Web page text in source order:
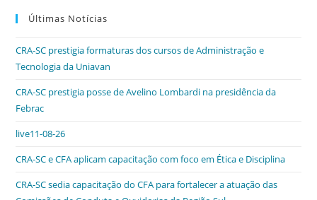
c
e
b
o
o
k
itt
er
k
dI
n
A
p
n
g
ri
e
n
Últimas Notícias
CRA-SC prestigia formaturas dos cursos de Administração e
Tecnologia da Uniavan
CRA-SC prestigia posse de Avelino Lombardi na presidência da
Febrac
live11-08-26
CRA-SC e CFA aplicam capacitação com foco em Ética e Disciplina
CRA-SC sedia capacitação do CFA para fortalecer a atuação das